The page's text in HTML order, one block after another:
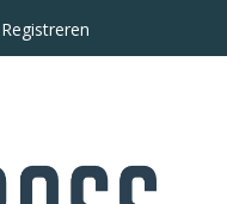
Registreren